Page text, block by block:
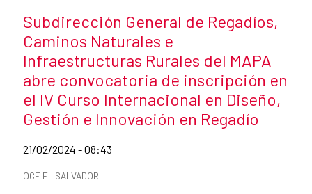
News title
Subdirección General de Regadíos,
Caminos Naturales e
Infraestructuras Rurales del MAPA
abre convocatoria de inscripción en
el IV Curso Internacional en Diseño,
Gestión e Innovación en Regadío
Date of publication of the news item
21/02/2024 - 08:43
News categories
OCE EL SALVADOR